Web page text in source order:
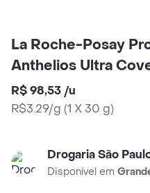
La Roche-Posay
Anthelios Ultra
R$ 98,53 /u
R$3.29/g (1 X 30 g)
Drogaria São
Disponível em